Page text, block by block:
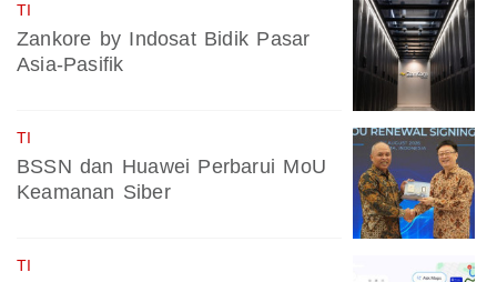
TI
Zankore by Indosat Bidik Pasar
Asia-Pasifik
TI
BSSN dan Huawei Perbarui MoU
Keamanan Siber
TI